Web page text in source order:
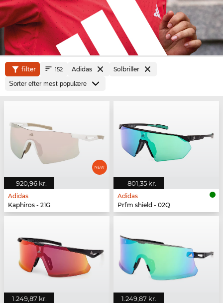
filter 152 Adidas Solbriller
920,96 kr.
Adidas
Kaphiros - 21G
801,35 kr.
Adidas
Prfm shield - 02Q
1.249,87 kr. 1.249,87 kr.